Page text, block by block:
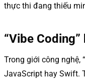
thực thi đang thiếu
“Vibe
Trong giới công nghệ,
JavaScript hay Swift.